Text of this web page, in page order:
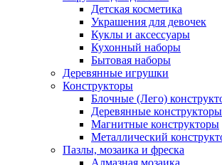
Детская косметика
Украшения для девочек
Куклы и аксессуары
Кухонный наборы
Бытовая наборы
Деревянные игрушки
Конструкторы
Блочные (Лего)
Деревянные конструкторы
Магнитные конструкторы
Металлический
Пазлы, мозаика и фреска
Алмазная мозаика